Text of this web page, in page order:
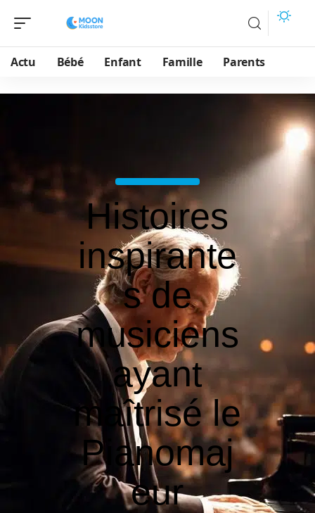
Actu Bébé Enfant Famille Parents
Histoires
inspirante
s de
musiciens
ayant
maîtrisé le
Pianomaj
eur